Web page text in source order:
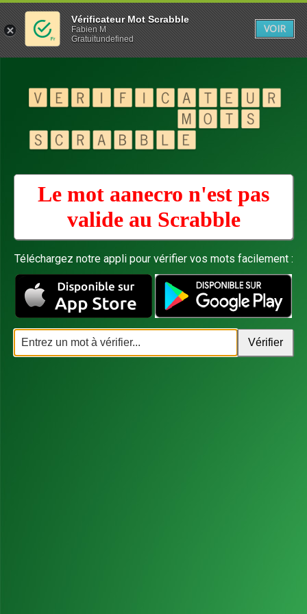
Le mot aanecro n'est pas
valide au Scrabble
Téléchargez notre appli pour vérifier vos mots facilement :
Vérificateur Mot Scrabble
Fabien M
Gratuitundefined
VOIR